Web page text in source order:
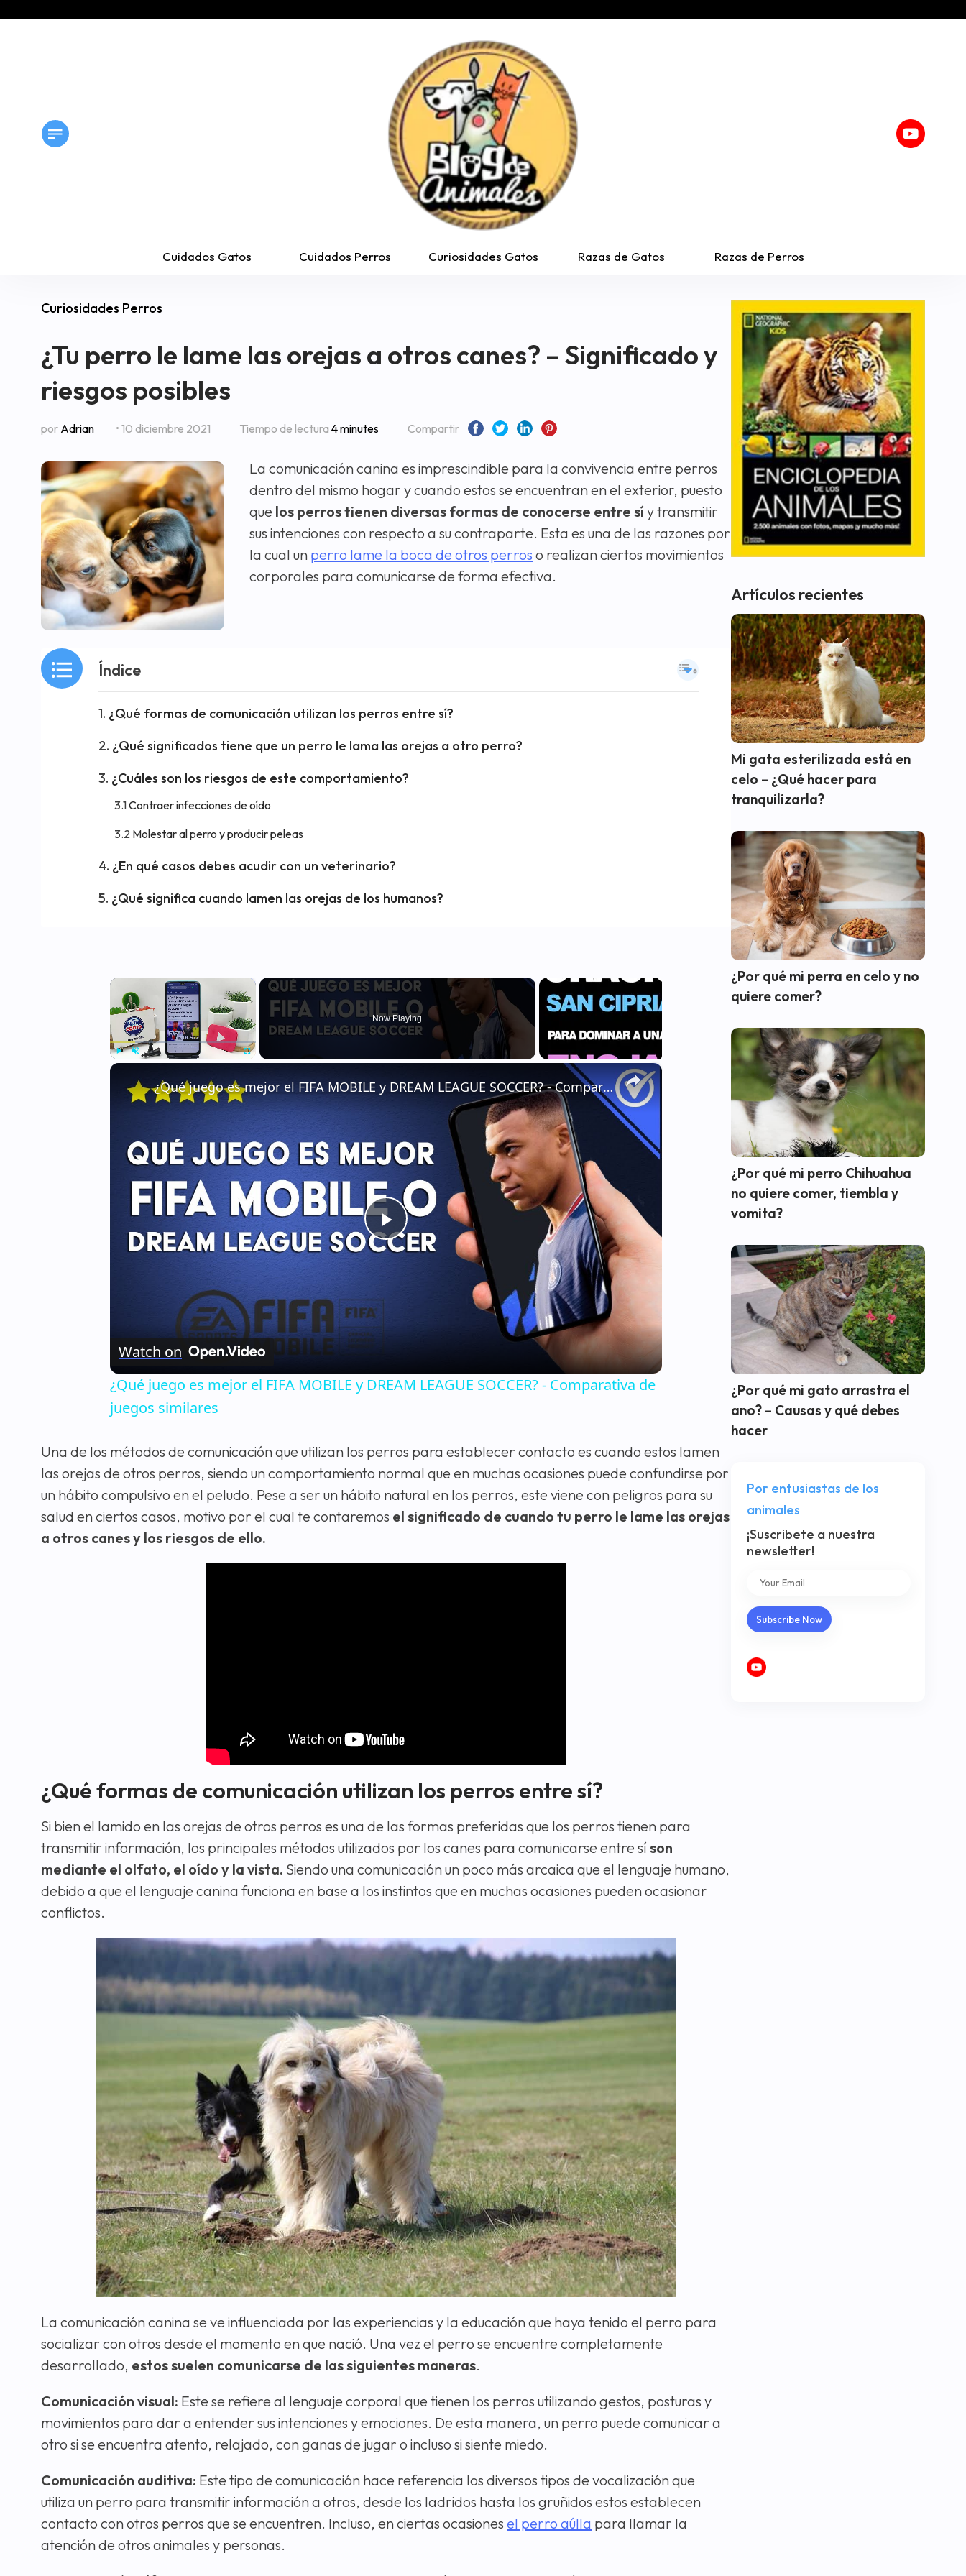
Cuidados Gatos Cuidados Perros Curiosidades Gatos Razas de Gatos Razas de Perros
Curiosidades Perros
¿Tu perro le lame las orejas a otros canes? – Significado y
riesgos posibles
por Adrian • 10 diciembre 2021 Tiempo de lectura4 minutes Compartir
La comunicación canina es imprescindible para la convivencia entre perros
dentro del mismo hogar y cuando estos se encuentran en el exterior, puesto
que los perros tienen diversas formas de conocerse entre síy transmitir
sus intenciones con respecto a su contraparte. Esta es una de las razones por
la cual un perro lame la boca de otros perros o realizan ciertos movimientos
corporales para comunicarse de forma efectiva.
Índice
¿Qué formas de comunicación utilizan los perros entre sí?
¿Qué significados tiene que un perro le lama las orejas a otro perro?
¿Cuáles son los riesgos de este comportamiento?
Contraer infecciones de oído
Molestar al perro y producir peleas
¿En qué casos debes acudir con un veterinario?
¿Qué significa cuando lamen las orejas de los humanos?
×
Now Playing
×
Play
¿Qué juego es mejor el FIFA MOBILE y DREAM LEAGUE SOCCER? - Comparativa de juegos similares
Watch on
¿Qué juego es mejor el FIFA MOBILE y DREAM LEAGUE SOCCER? - Comparativa de
juegos similares
Una de los métodos de comunicación que utilizan los perros para establecer contacto es cuando estos lamen
las orejas de otros perros, siendo un comportamiento normal que en muchas ocasiones puede confundirse por
un hábito compulsivo en el peludo. Pese a ser un hábito natural en los perros, este viene con peligros para su
salud en ciertos casos, motivo por el cual te contaremos el significado de cuando tu perro le lame las orejas
a otros canes y los riesgos de ello.
¿Qué formas de comunicación utilizan los perros entre sí?
Si bien el lamido en las orejas de otros perros es una de las formas preferidas que los perros tienen para
transmitir información, los principales métodos utilizados por los canes para comunicarse entre sí son
mediante el olfato, el oído y la vista. Siendo una comunicación un poco más arcaica que el lenguaje humano,
debido a que el lenguaje canina funciona en base a los instintos que en muchas ocasiones pueden ocasionar
conflictos.
La comunicación canina se ve influenciada por las experiencias y la educación que haya tenido el perro para
socializar con otros desde el momento en que nació. Una vez el perro se encuentre completamente
desarrollado, estos suelen comunicarse de las siguientes maneras.
Comunicación visual: Este se refiere al lenguaje corporal que tienen los perros utilizando gestos, posturas y
movimientos para dar a entender sus intenciones y emociones. De esta manera, un perro puede comunicar a
otro si se encuentra atento, relajado, con ganas de jugar o incluso si siente miedo.
Comunicación auditiva: Este tipo de comunicación hace referencia los diversos tipos de vocalización que
utiliza un perro para transmitir información a otros, desde los ladridos hasta los gruñidos estos establecen
contacto con otros perros que se encuentren. Incluso, en ciertas ocasiones el perro aúlla para llamar la
atención de otros animales y personas.
Artículos recientes
Mi gata esterilizada está en
celo – ¿Qué hacer para
tranquilizarla?
¿Por qué mi perra en celo y no
quiere comer?
¿Por qué mi perro Chihuahua
no quiere comer, tiembla y
vomita?
¿Por qué mi gato arrastra el
ano? – Causas y qué debes
hacer
Por entusiastas de los
animales
¡Suscribete a nuestra
newsletter!